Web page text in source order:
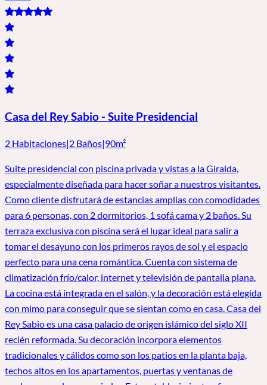
Casa del Rey Sabio - Suite Presidencial
2 Habitaciones|2 Baños|90m²
Suite presidencial con piscina privada y vistas a la Giralda,
especialmente diseñada para hacer soñar a nuestros visitantes.
Como cliente disfrutará de estancias amplias con comodidades
para 6 personas, con 2 dormitorios, 1 sofá cama y 2 baños. Su
terraza exclusiva con piscina será el lugar ideal para salir a
tomar el desayuno con los primeros rayos de sol y el espacio
perfecto para una cena romántica. Cuenta con sistema de
climatización frío/calor, internet y televisión de pantalla plana.
La cocina está integrada en el salón, y la decoración está elegida
con mimo para conseguir que se sientan como en casa. Casa del
Rey Sabio es una casa palacio de origen islámico del siglo XII
recién reformada. Su decoración incorpora elementos
tradicionales y cálidos como son los patios en la planta baja,
techos altos en los apartamentos, puertas y ventanas de